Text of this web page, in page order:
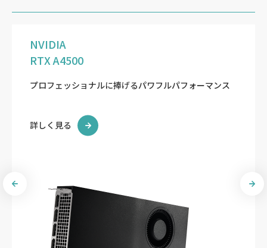
Previous
NVIDIA
RTX A4500
プロフェッショナルに捧げるパワフルパフォーマンス
詳しく見る